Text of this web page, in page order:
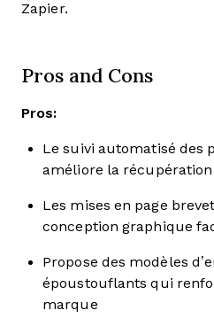
Zapier.
Pros and Cons
Pros:
Le suivi automatisé des
améliore la récupération
Les mises en page
conception graphique
Propose des modèles
époustouflants qui
marque